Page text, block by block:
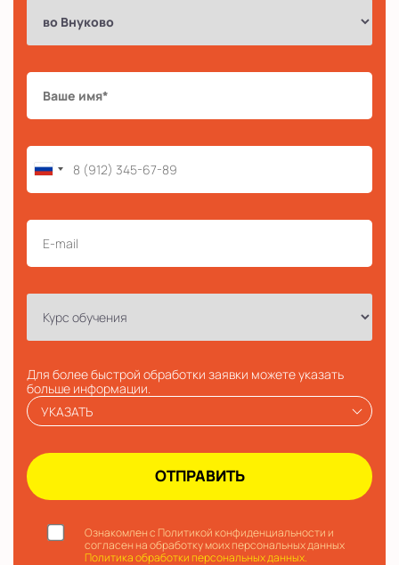
Для более быстрой обработки заявки можете указать
больше информации.
УКАЗАТЬ
Ознакомлен с Политикой конфиденциальности и
согласен на обработку моих персональных данных
Политика обработки персональных данных.